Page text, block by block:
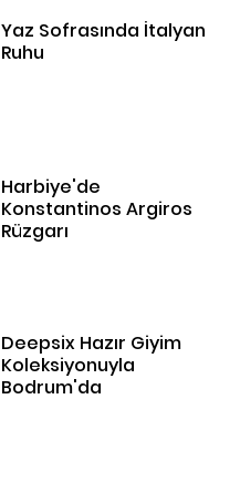
Yaz Sofrasında İtalyan
Ruhu
Harbiye'de
Konstantinos Argiros
Rüzgarı
Deepsix Hazır Giyim
Koleksiyonuyla
Bodrum'da